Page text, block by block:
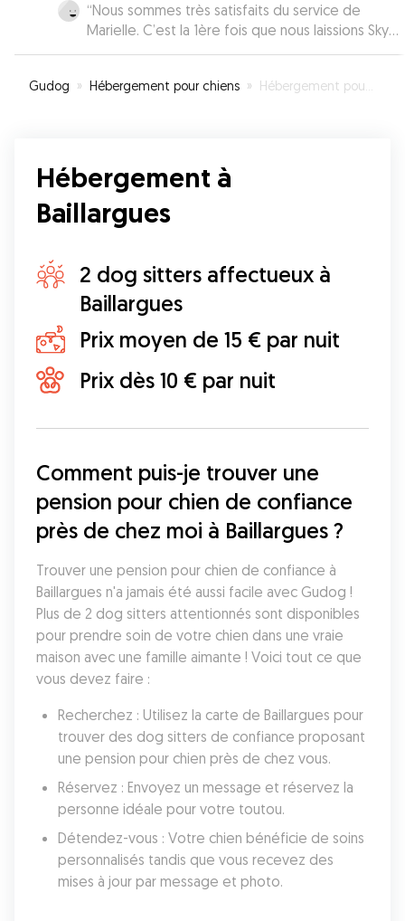
“Nous sommes très satisfaits du service de
Marielle. C’est la 1ère fois que nous laissions Sky.
Marielle nous a accueilli naturellement,
Sky l’a tout de suite adopté. Marielle nous a
gentillesse et la remercions à nouveau.
Gudog » Hébergement pour chiens » Hébergement pour votre chien à Baillargues
Hébergement à
Baillargues
2 dog sitters affectueux à
Baillargues
Prix moyen de 15 € par nuit
Prix dès 10 € par nuit
Comment puis-je trouver une
pension pour chien de confiance
près de chez moi à Baillargues ?
Trouver une pension pour chien de confiance à
Baillargues n'a jamais été aussi facile avec Gudog !
Plus de 2 dog sitters attentionnés sont disponibles
pour prendre soin de votre chien dans une vraie
maison avec une famille aimante ! Voici tout ce que
vous devez faire :
Recherchez : Utilisez la carte de Baillargues pour
trouver des dog sitters de confiance proposant
une pension pour chien près de chez vous.
Réservez : Envoyez un message et réservez la
personne idéale pour votre toutou.
Détendez-vous : Votre chien bénéficie de soins
personnalisés tandis que vous recevez des
mises à jour par message et photo.